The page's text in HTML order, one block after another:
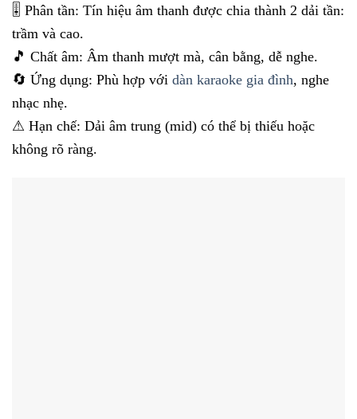
🎚 Phân tần: Tín hiệu âm thanh được chia thành 2 dải tần:
trầm và cao.
🎵 Chất âm: Âm thanh mượt mà, cân bằng, dễ nghe.
🔄 Ứng dụng: Phù hợp với dàn karaoke gia đình, nghe
nhạc nhẹ.
⚠ Hạn chế: Dải âm trung (mid) có thể bị thiếu hoặc
không rõ ràng.